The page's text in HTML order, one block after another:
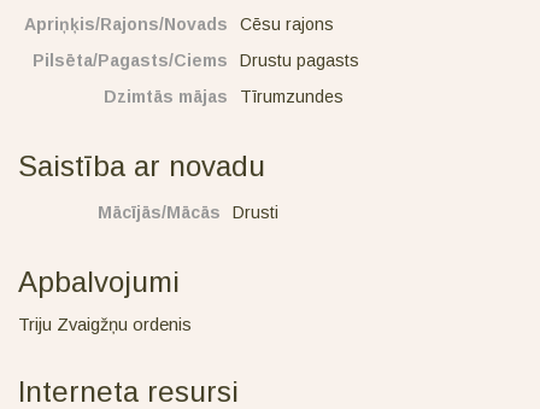
Apriņķis/Rajons/Novads
Cēsu rajons
Pilsēta/Pagasts/Ciems
Drustu pagasts
Dzimtās mājas
Tīrumzundes
Saistība ar novadu
Mācījās/Mācās Drusti
Apbalvojumi
Triju Zvaigžņu ordenis
Interneta resursi